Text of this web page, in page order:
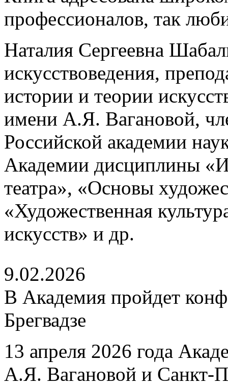
профессионалов, так
Наталия Сергеевна
искусствоведения,
истории и теории
имени А.Я. Вагановой,
Российской академии
Академии дисциплины
театра», «Основы
«Художественная
искусств» и др.
9.02.2026
В Академия пройдет
Брегвадзе
13 апреля 2026 года
А.Я. Вагановой и Санкт-